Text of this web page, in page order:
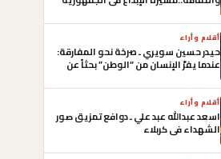
أقلام وأراء
حيدر حسين سويري ـ صرخة نحو المفارقة:
عندما يفرّ الإنسان من “الوطن” بحثاً عن
أقلام وأراء
اسعد عبدالله عبد علي ـ دوافع تمزيق صور
الشهداء في كربلاء